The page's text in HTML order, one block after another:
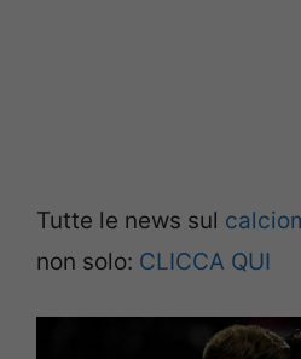
Tutte le news sul
non solo: CLICCA QUI